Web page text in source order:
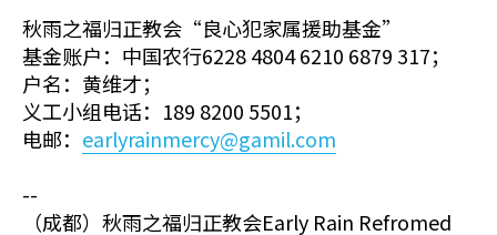
秋雨之福归正教会“良心犯家属援助基金”
基金账户：中国农行6228 4804 6210 6879 317；
户名：黄维才；
义工小组电话：189 8200 5501；
电邮： earlyrainmercy@gamil.com
--
（成都）秋雨之福归正教会Early Rain Refromed